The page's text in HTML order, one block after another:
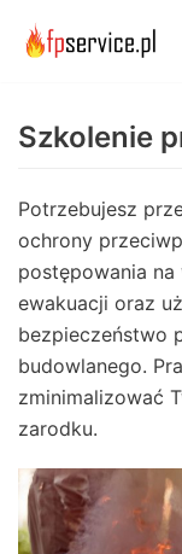
treści
Szkolenie
Potrzebujesz
ochrony
postępowania
ewakuacji oraz
bezpieczeństwo
budowlanego.
zminimalizować
zarodku.